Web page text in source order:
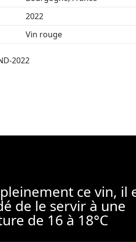
2022
Vin rouge
2022
ce vin, il
de le servir à une
de 16 à 18°C